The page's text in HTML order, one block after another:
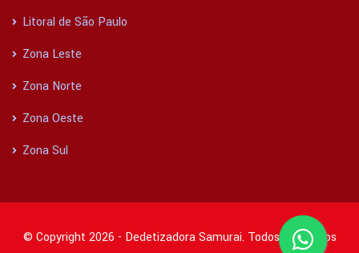
Litoral de São Paulo
Zona Leste
Zona Norte
Zona Oeste
Zona Sul
© Copyright 2026 - Dedetizadora Samurai. Todos os direitos